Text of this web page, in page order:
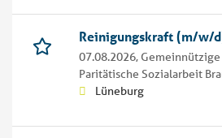
Reinigungskraft (m/w/
07.08.2026,
Paritätische Sozialarbeit
Lüneburg